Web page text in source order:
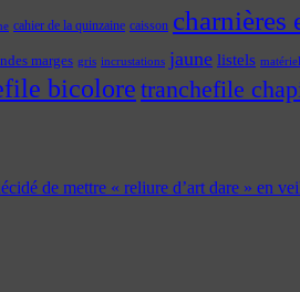
cahier de la quinzaine caisson charnières
marges gris incrustations jaune listels
bicolore tranchefile
de mettre « reliure d’art dare » en